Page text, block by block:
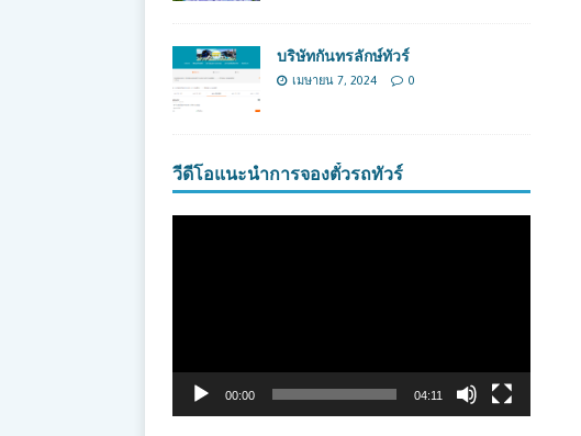
บริษัทกันทรลักษ์ทัวร์
เมษายน 7, 2024 0
วีดีโอแนะนำการจองตั๋วรถทัวร์
00:00 04:11